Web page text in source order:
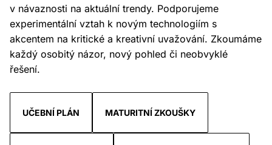
v návaznosti na aktuální trendy. Podporujeme
experimentální vztah k novým technologiím s
akcentem na kritické a kreativní uvažování. Zkoumáme
každý osobitý názor, nový pohled či neobvyklé
řešení.
UČEBNÍ PLÁN MATURITNÍ ZKOUŠKY